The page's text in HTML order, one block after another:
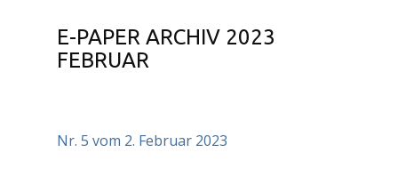
E-PAPER ARCHIV 2023
FEBRUAR
Nr. 5 vom 2. Februar 2023